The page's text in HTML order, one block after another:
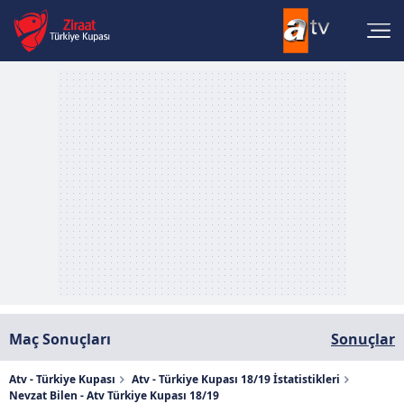
Maç Sonuçları Sonuçlar
Atv - Türkiye Kupası
Atv - Türkiye Kupası 18/19 İstatistikleri
Nevzat Bilen - Atv Türkiye Kupası 18/19